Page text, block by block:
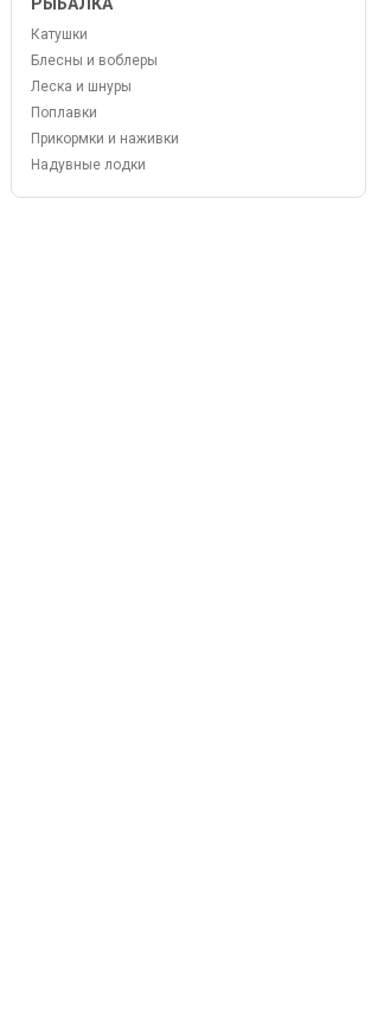
Катушки
Блесны и воблеры
Леска и шнуры
Поплавки
Прикормки и наживки
Надувные лодки